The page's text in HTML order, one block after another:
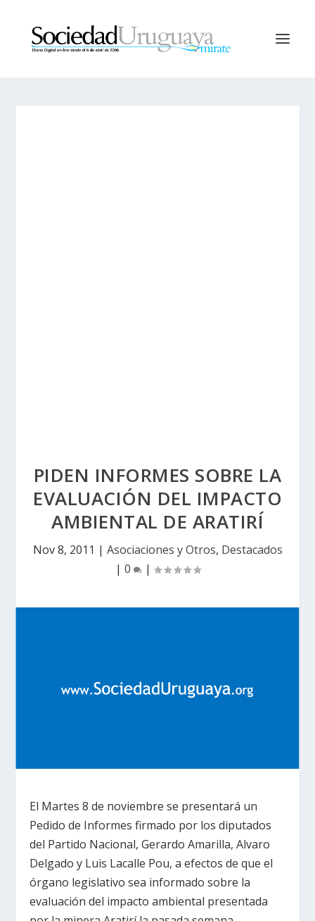
PIDEN INFORMES SOBRE LA
EVALUACIÓN DEL IMPACTO
AMBIENTAL DE ARATIRÍ
Nov 8, 2011 | Asociaciones y Otros, Destacados
| 0 |
El Martes 8 de noviembre se presentará un
Pedido de Informes firmado por los diputados
del Partido Nacional, Gerardo Amarilla, Alvaro
Delgado y Luis Lacalle Pou, a efectos de que el
órgano legislativo sea informado sobre la
evaluación del impacto ambiental presentada